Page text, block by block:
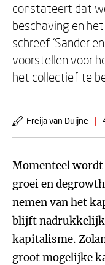
constateert dat
beschaving en
schreef ‘Sander
voorstellen voor
het collectief te
Freija van Duijne |
Momenteel wordt
groei en
nemen van het
blijft nadrukkelijk
kapitalisme.
groot mogelijke